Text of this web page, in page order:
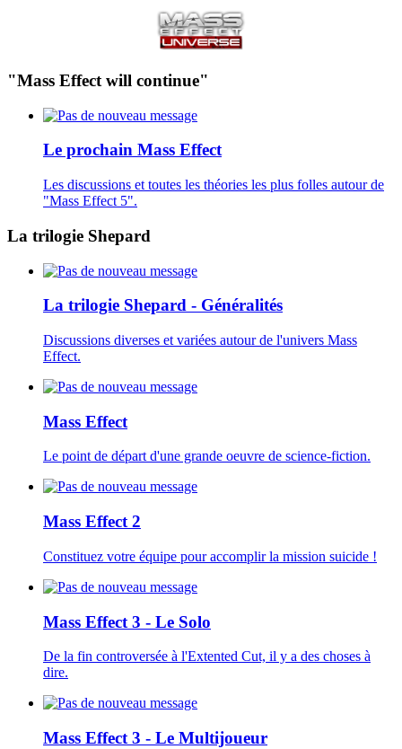
"Mass Effect will continue"
Le prochain Mass Effect
Les discussions et toutes les théories les plus folles autour de
"Mass Effect 5".
La trilogie Shepard
La trilogie Shepard - Généralités
Discussions diverses et variées autour de l'univers Mass
Effect.
Mass Effect
Le point de départ d'une grande oeuvre de science-fiction.
Mass Effect 2
Constituez votre équipe pour accomplir la mission suicide !
Mass Effect 3 - Le Solo
De la fin controversée à l'Extented Cut, il y a des choses à
dire.
Mass Effect 3 - Le Multijoueur